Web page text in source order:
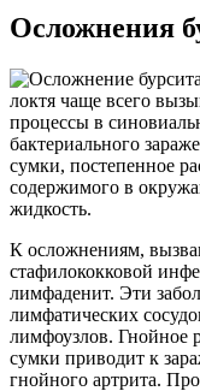
Осложнения
локтя чаще всего
процессы в
бактериального
сумки, постепенное
содержимого в
жидкость.
К осложнениям,
стафилококковой
лимфаденит. Эти
лимфатических
лимфоузлов. Гнойное
сумки приводит к
гнойного артрита.